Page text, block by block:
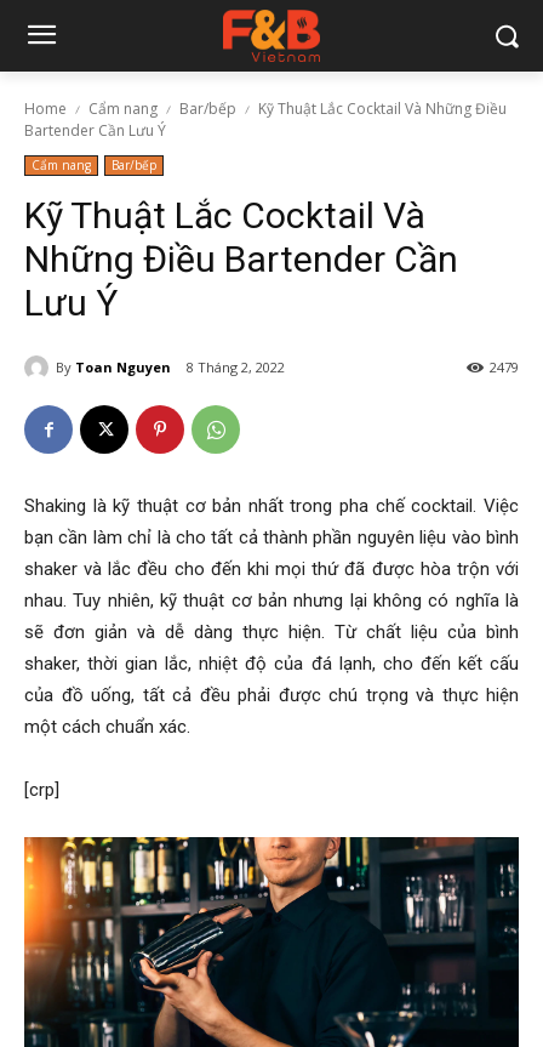
Home Cẩm nang Bar/bếp
Kỹ Thuật Lắc Cocktail Và Những Điều
Bartender Cần Lưu Ý
Cẩm nang Bar/bếp
Kỹ Thuật Lắc Cocktail Và
Những Điều Bartender Cần
Lưu Ý
By Toan Nguyen 8 Tháng 2, 2022 2479
Shaking là kỹ thuật cơ bản nhất trong pha chế cocktail. Việc
bạn cần làm chỉ là cho tất cả thành phần nguyên liệu vào bình
shaker và lắc đều cho đến khi mọi thứ đã được hòa trộn với
nhau. Tuy nhiên, kỹ thuật cơ bản nhưng lại không có nghĩa là
sẽ đơn giản và dễ dàng thực hiện. Từ chất liệu của bình
shaker, thời gian lắc, nhiệt độ của đá lạnh, cho đến kết cấu
của đồ uống, tất cả đều phải được chú trọng và thực hiện
một cách chuẩn xác.
[crp]